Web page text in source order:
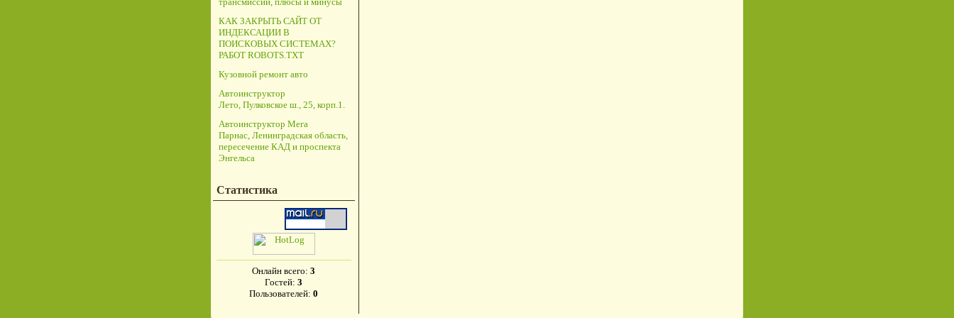
КАК ЗАКРЫТЬ САЙТ ОТ
ИНДЕКСАЦИИ В
ПОИСКОВЫХ СИСТЕМАХ?
РАБОТ ROBOTS.TXT
Кузовной ремонт авто
Автоинструктор
Лето, Пулковское ш., 25, корп.1.
Автоинструктор Мега
Парнас, Ленинградская область,
пересечение КАД и проспекта
Энгельса
Статистика
Онлайн всего: 3
Гостей: 3
Пользователей: 0